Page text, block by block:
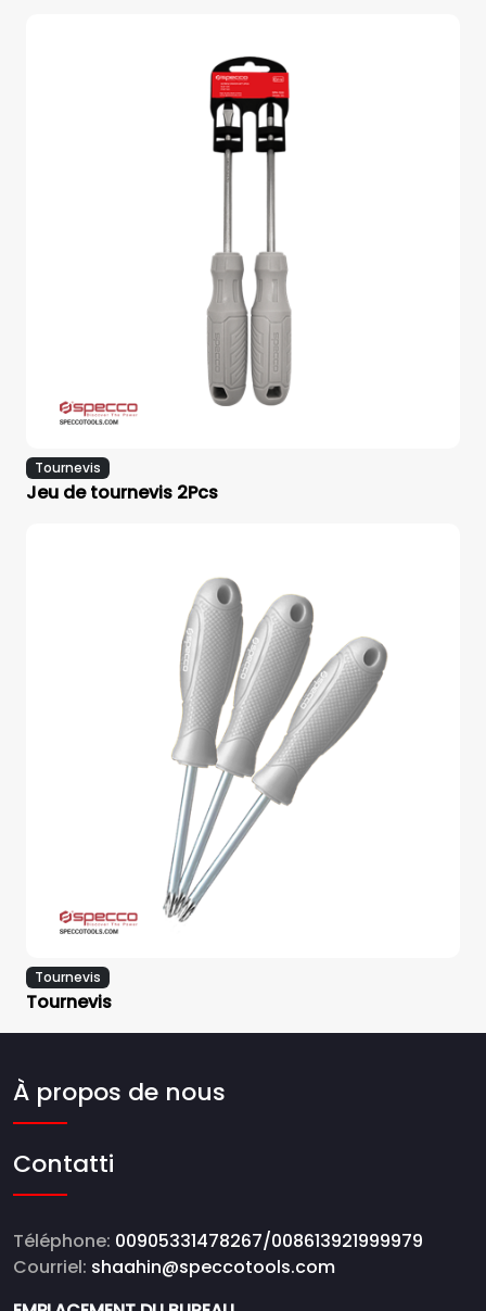
Tournevis
Jeu de tournevis 2Pcs
Tournevis
Tournevis
À propos de nous
Contatti
Téléphone: 00905331478267/008613921999979
Courriel: shaahin@speccotools.com